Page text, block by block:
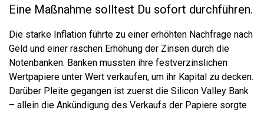
Eine Maßnahme solltest Du sofort durchführen.
Die starke Inflation führte zu einer erhöhten Nachfrage nach
Geld und einer raschen Erhöhung der Zinsen durch die
Notenbanken. Banken mussten ihre festverzinslichen
Wertpapiere unter Wert verkaufen, um ihr Kapital zu decken.
Darüber Pleite gegangen ist zuerst die Silicon Valley Bank
– allein die Ankündigung des Verkaufs der Papiere sorgte